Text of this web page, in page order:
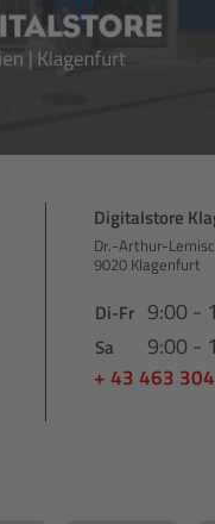
Digitalstore
Dr.-Arthur-
9020 Klagenfurt
Di-Fr 9:00 -
Sa 9:00 -
+ 43 463